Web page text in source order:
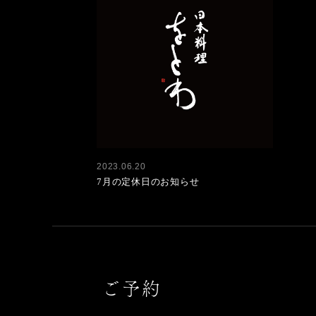
2023.06.20
7月の定休日のお知らせ
ご予約